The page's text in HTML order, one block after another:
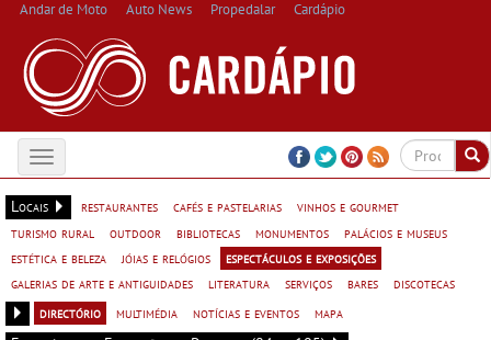
Andar de Moto Auto News Propedalar Cardápio
Toggle
navigation
Locais
restaurantes cafés e pastelarias
vinhos e gourmet
turismo rural
outdoor bibliotecas monumentos
palácios e museus
estética e beleza
jóias e relógios
espectáculos e exposições
galerias de arte e antiguidades
literatura serviços bares
discotecas
directório
multimédia notícias e eventos
mapa